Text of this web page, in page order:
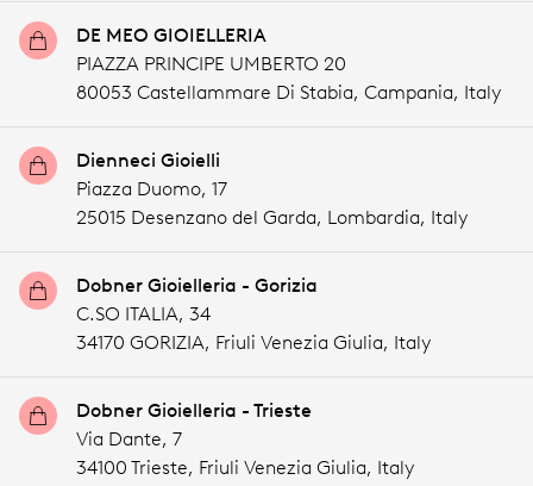
DE MEO GIOIELLERIA
PIAZZA PRINCIPE UMBERTO 20
80053 Castellammare Di Stabia, Campania, Italy
Dienneci Gioielli
Piazza Duomo, 17
25015 Desenzano del Garda, Lombardia, Italy
Dobner Gioielleria - Gorizia
C.SO ITALIA, 34
34170 GORIZIA, Friuli Venezia Giulia, Italy
Dobner Gioielleria - Trieste
Via Dante, 7
34100 Trieste, Friuli Venezia Giulia, Italy